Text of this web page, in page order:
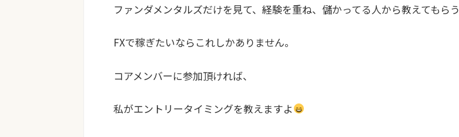
ファンダメンタルズだけを見て、経験を重ね、儲かってる人から教えてもらう
FXで稼ぎたいならこれしかありません。
コアメンバーに参加頂ければ、
私がエントリータイミングを教えますよ